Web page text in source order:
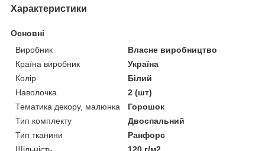
Характеристики
Основні
Виробник
Власне виробництво
Країна виробник
Україна
Колір
Білий
Наволочка
2 (шт)
Тематика декору, малюнка
Горошок
Тип комплекту
Двоспальний
Тип тканини
Ранфорс